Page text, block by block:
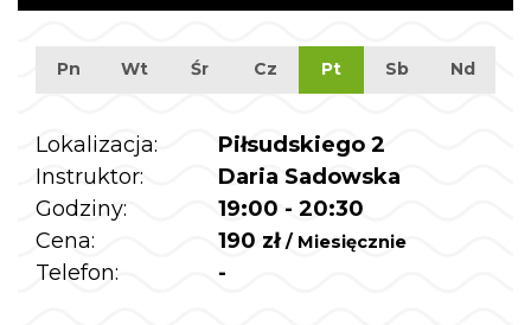
Pn Wt Śr Cz Pt Sb Nd
Lokalizacja:
Piłsudskiego 2
Instruktor:
Daria Sadowska
Godziny:
19:00 - 20:30
Cena:
190 zł/ Miesięcznie
Telefon: -